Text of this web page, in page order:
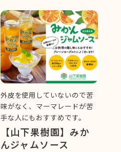
外皮を使用していないので苦
味がなく、マーマレードが苦
手な人にもおすすめです。
【山下果樹園】みか
んジャムソース